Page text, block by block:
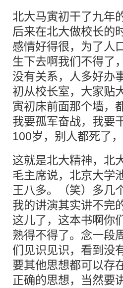
北大马寅初干了九年
后来在北大做校长的
感情好得很，为了人
生下去啊我们不得了
没有关系，人多好办
初从校长室，大家贴
寅初床前面那个墙，
我要孤军奋战，我要
100岁，别人都死了
这就是北大精神，北
毛主席说，北京大学
王八多。（笑）多几
我的讲演其实讲不完
这儿了，这本书啊你
熟得不得了。念一段
们见识见识，看到没
要其他思想都可以存
正确的思想，当然要